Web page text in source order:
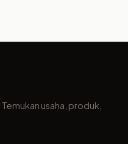
usaha, produk,